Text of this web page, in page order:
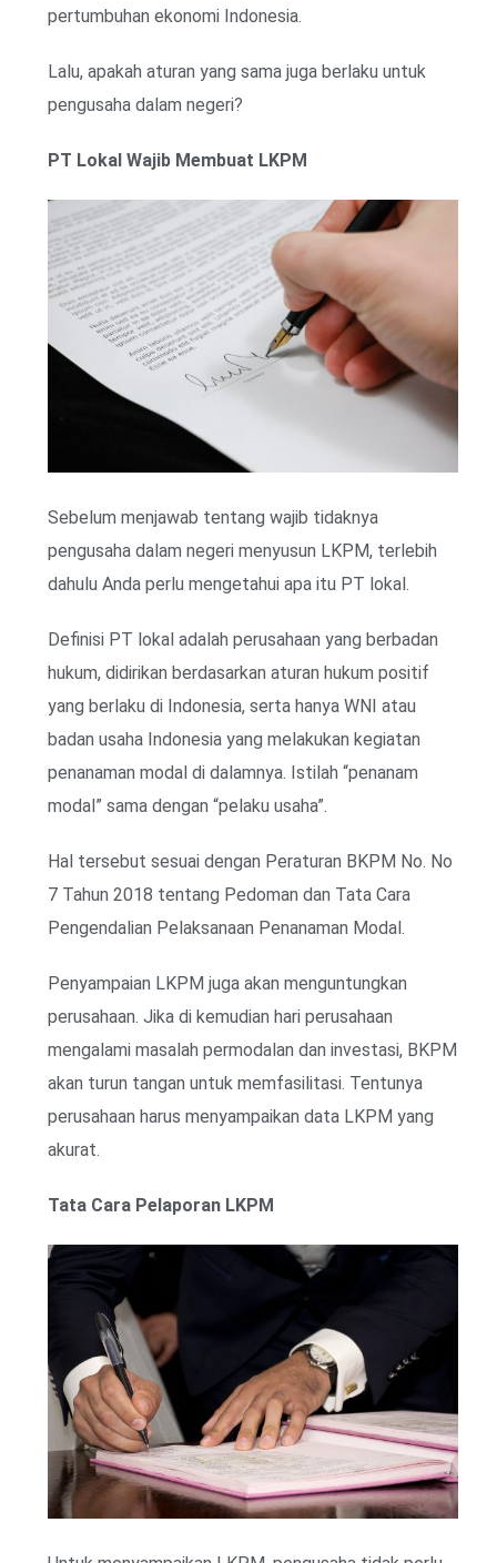
pertumbuhan ekonomi Indonesia.
Lalu, apakah aturan yang sama juga berlaku untuk
pengusaha dalam negeri?
PT Lokal Wajib Membuat LKPM
Sebelum menjawab tentang wajib tidaknya
pengusaha dalam negeri menyusun LKPM, terlebih
dahulu Anda perlu mengetahui apa itu PT lokal.
Definisi PT lokal adalah perusahaan yang berbadan
hukum, didirikan berdasarkan aturan hukum positif
yang berlaku di Indonesia, serta hanya WNI atau
badan usaha Indonesia yang melakukan kegiatan
penanaman modal di dalamnya. Istilah “penanam
modal” sama dengan “pelaku usaha”.
Hal tersebut sesuai dengan Peraturan BKPM No. No
7 Tahun 2018 tentang Pedoman dan Tata Cara
Pengendalian Pelaksanaan Penanaman Modal.
Penyampaian LKPM juga akan menguntungkan
perusahaan. Jika di kemudian hari perusahaan
mengalami masalah permodalan dan investasi, BKPM
akan turun tangan untuk memfasilitasi. Tentunya
perusahaan harus menyampaikan data LKPM yang
akurat.
Tata Cara Pelaporan LKPM